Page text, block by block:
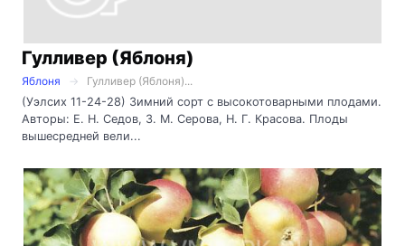
Гулливер (Яблоня)
Яблоня
Гулливер (Яблоня)...
(Уэлсих 11-24-28) Зимний сорт с высокотоварными плодами.
Авторы: Е. Н. Седов, 3. М. Серова, Н. Г. Красова. Плоды
вышесредней вели...